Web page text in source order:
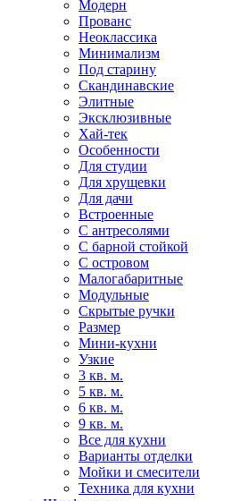
Модерн
Прованс
Неоклассика
Минимализм
Под старину
Скандинавские
Элитные
Эксклюзивные
Хай-тек
Особенности
Для студии
Для хрущевки
Для дачи
Встроенные
С антресолями
С барной стойкой
С островом
Малогабаритные
Модульные
Скрытые ручки
Размер
Мини-кухни
Узкие
3 кв. м.
5 кв. м.
6 кв. м.
9 кв. м.
Все для кухни
Варианты отделки
Мойки и смесители
Техника для кухни